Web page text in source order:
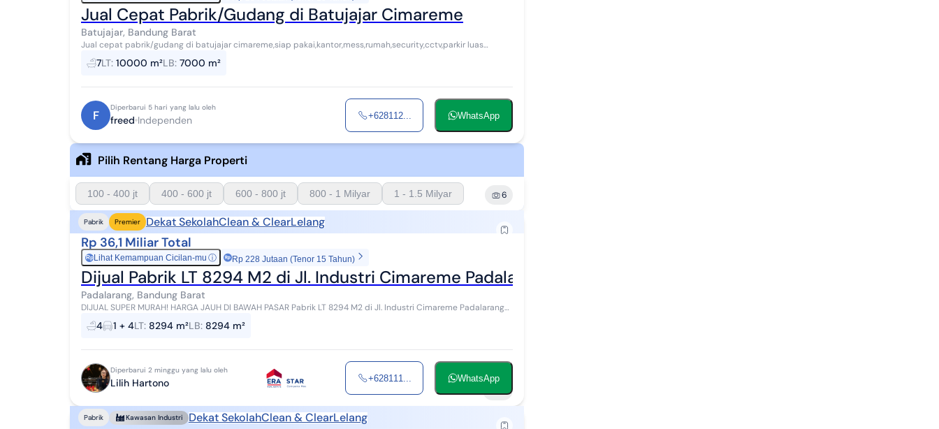
Jual Cepat Pabrik/Gudang di Batujajar Cimareme
Batujajar, Bandung Barat
Jual cepat pabrik/gudang di batujajar cimareme,siap pakai,kantor,mess,rumah,security,cctv,parkir luas
tronton,dekat tol
7LT: 10000 m²LB: 7000 m²
F
Diperbarui 5 hari yang lalu oleh
freed Independen +628112... WhatsApp
Pilih Rentang Harga Properti
100 - 400 jt 400 - 600 jt 600 - 800 jt 800 - 1 Milyar 1 - 1.5 Milyar 6
Pabrik Premier Dekat SekolahClean & ClearLelang
Rp 36,1 Miliar Total
RpLihat Kemampuan Cicilan-mu ⓘ Rp 228 Jutaan (Tenor 15 Tahun)
Dijual Pabrik LT 8294 M2 di Jl. Industri Cimareme Padalarang Bandung
Padalarang, Bandung Barat
DIJUAL SUPER MURAH! HARGA JAUH DI BAWAH PASAR Pabrik LT 8294 M2 di Jl. Industri Cimareme Padalarang
4 1 + 4LT: 8294 m²LB: 8294 m²
Diperbarui 2 minggu yang lalu oleh
Lilih Hartono +628111... WhatsApp
Pabrik Kawasan Industri Dekat SekolahClean & ClearLelang